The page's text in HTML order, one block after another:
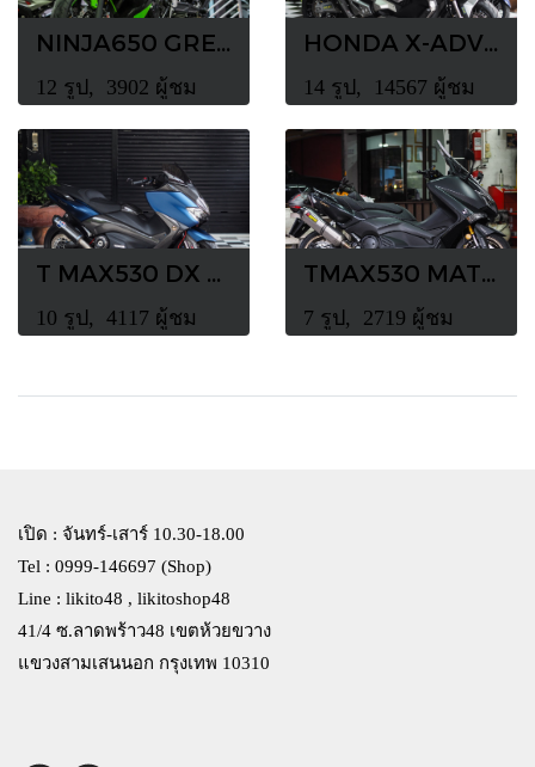
NINJA650 GREEN
12 รูป, 3902 ผู้ชม
HONDA X-ADV จัดสภาพระบบเบรค BREMBO
14 รูป, 14567 ผู้ชม
T MAX530 DX MATT BLUE
10 รูป, 4117 ผู้ชม
TMAX530 MATT BLACK
7 รูป, 2719 ผู้ชม
เปิด : จันทร์-เสาร์ 10.30-18.00
Tel : 0999-146697 (Shop)
Line : likito48 , likitoshop48
41/4 ซ.ลาดพร้าว48 เขตห้วยขวาง
แขวงสามเสนนอก กรุงเทพ 10310